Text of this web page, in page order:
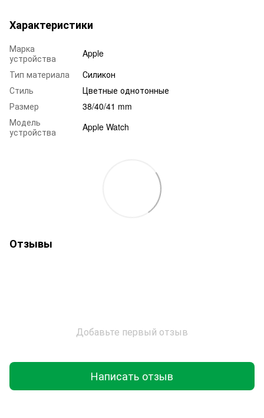
Характеристики
Марка
устройства
Apple
Тип материала
Силикон
Стиль
Цветные однотонные
Размер
38/40/41 mm
Модель
устройства
Apple Watch
Отзывы
Добавьте первый отзыв
Написать отзыв